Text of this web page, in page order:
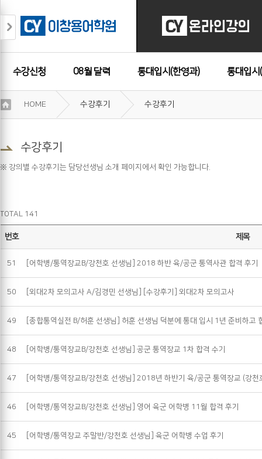
수강신청 08월 달력 통대입시(한영과) 통대입시
수강후기
용
약
개
보
기
HOME 수강후기 수강후기
수강후기
※ 강의별 수강후기는 담당선생님 소개 페이지에서 확인 가능합니다.
TOTAL 141
번호 제목
51 [어학병/통역장교B/강천호 선생님] 2018 하반 육/공군 통역사관 합격 후기
50 [외대2차 모의고사 A/김경민 선생님] [수강후기] 외대2차 모의고사
49 [종합통역실전 B/허훈 선생님] 허훈 선생님 덕분에 통대 입시 1년 준비하고
48 [어학병/통역장교B/강천호 선생님] 공군 통역장교 1차 합격 수기
47 [어학병/통역장교B/강천호 선생님] 2018년 하반기 육/공군 통역장교 (강천
46 [어학병/통역장교B/강천호 선생님] 영어 육군 어학병 11월 합격 후기
45 [어학병/통역장교 주말반/강천호 선생님] 육군 어학병 수업 후기